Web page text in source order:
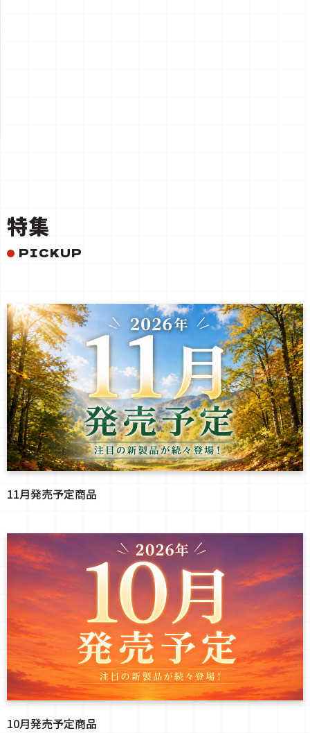
特集
PICKUP
11月発売予定商品
10月発売予定商品